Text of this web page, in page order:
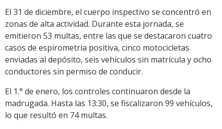
El 31 de diciembre, el cuerpo inspectivo se concentró en
zonas de alta actividad. Durante esta jornada, se
emitieron 53 multas, entre las que se destacaron cuatro
casos de espirometría positiva, cinco motocicletas
enviadas al depósito, seis vehículos sin matrícula y ocho
conductores sin permiso de conducir.
El 1.° de enero, los controles continuaron desde la
madrugada. Hasta las 13:30, se fiscalizaron 99 vehículos,
lo que resultó en 74 multas.